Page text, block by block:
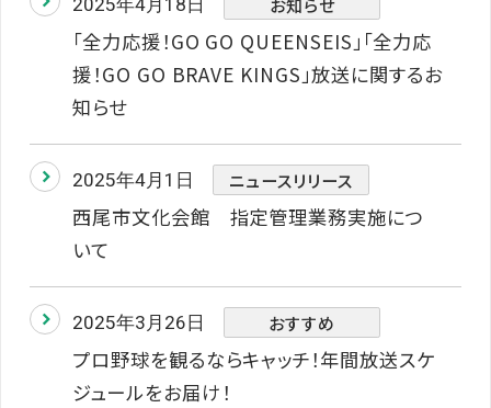
2025年4月18日
「全力応援！GO GO QUEENSEIS」「全力応
援！GO GO BRAVE KINGS」放送に関するお
知らせ
2025年4月1日 ニュースリリース
西尾市文化会館 指定管理業務実施につ
いて
2025年3月26日 おすすめ
プロ野球を観るならキャッチ！年間放送スケ
ジュールをお届け！